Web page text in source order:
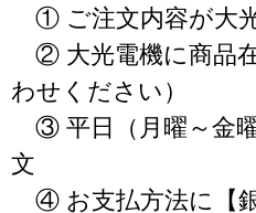
① ご注文内容が大
② 大光電機に商品
わせください）
③ 平日（月曜～金
文
④ お支払方法に【